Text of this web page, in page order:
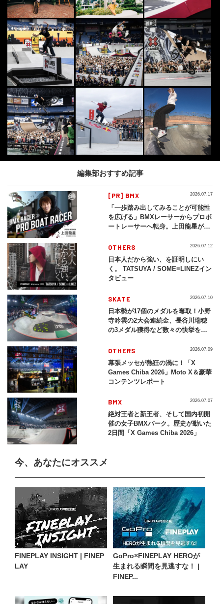
編集部おすすめ記事
[PR] BMX
「一歩踏み出してみることが可能性
を広げる」BMXレーサーからプロボ
ートレーサーへ転身。上田龍星が体
2026.07.17
OTHERS
日本人だから強い、を証明しにい
く。 TATSUYA / SOME≡LINEZイン
タビュー
2026.07.12
SKATE
日本勢が17個のメダルを奪取！小野
寺吟雲の2大会連続金、長谷川瑞穂
の3メダル獲得など数々の快挙をプ
2026」
2026.07.10
OTHERS
幕張メッセが熱狂の渦に！「X
Games Chiba 2026」Moto X＆豪華
コンテンツレポート
2026.07.09
BMX
絶対王者と新王者、そして国内初開
催の女子BMXパーク。歴史が動いた
2日間「X Games Chiba 2026」
2026.07.07
今、あなたにオススメ
FINEPLAY INSIGHT | FINEP
LAY
GoPro×FINEPLAY HEROが
生まれる瞬間を見逃すな！ |
FINEP...